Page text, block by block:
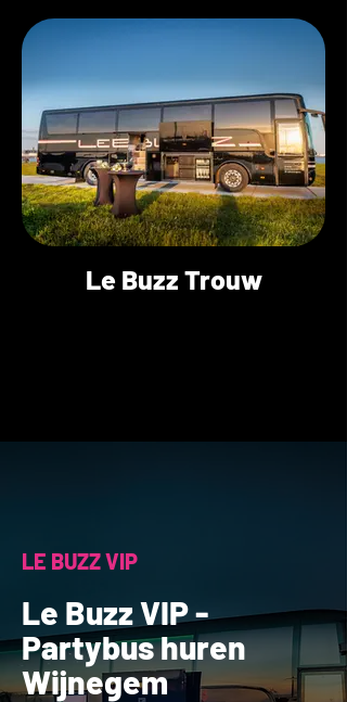
Le Buzz Trouw
LE BUZZ VIP
Le Buzz VIP -
Partybus huren
Wijnegem